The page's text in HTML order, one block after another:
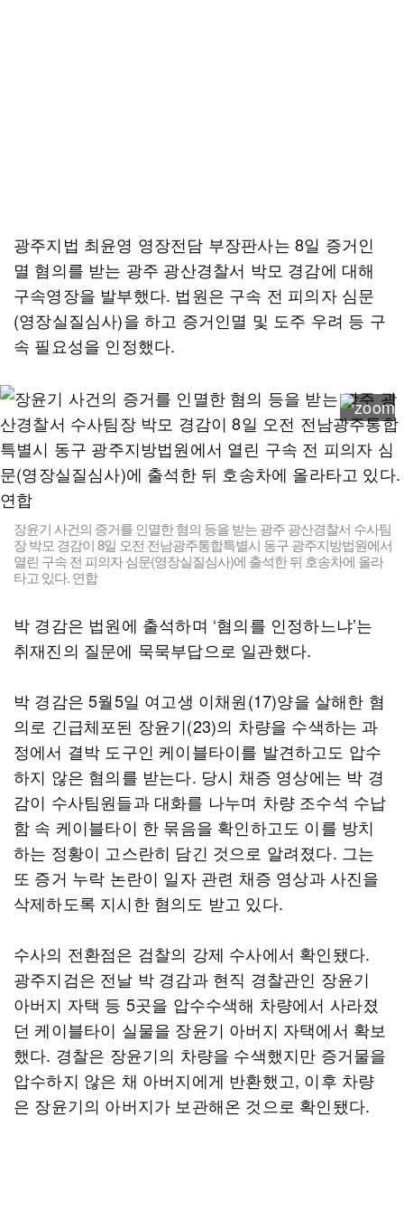
광주지법 최윤영 영장전담 부장판사는 8일 증거인
멸 혐의를 받는 광주 광산경찰서 박모 경감에 대해
구속영장을 발부했다. 법원은 구속 전 피의자 심문
(영장실질심사)을 하고 증거인멸 및 도주 우려 등 구
속 필요성을 인정했다.
장윤기 사건의 증거를 인멸한 혐의 등을 받는 광주 광산경찰서 수사팀
장 박모 경감이 8일 오전 전남광주통합특별시 동구 광주지방법원에서
열린 구속 전 피의자 심문(영장실질심사)에 출석한 뒤 호송차에 올라
타고 있다. 연합
박 경감은 법원에 출석하며 ‘혐의를 인정하느냐’는
취재진의 질문에 묵묵부답으로 일관했다.
박 경감은 5월5일 여고생 이채원(17)양을 살해한 혐
의로 긴급체포된 장윤기(23)의 차량을 수색하는 과
정에서 결박 도구인 케이블타이를 발견하고도 압수
하지 않은 혐의를 받는다. 당시 채증 영상에는 박 경
감이 수사팀원들과 대화를 나누며 차량 조수석 수납
함 속 케이블타이 한 묶음을 확인하고도 이를 방치
하는 정황이 고스란히 담긴 것으로 알려졌다. 그는
또 증거 누락 논란이 일자 관련 채증 영상과 사진을
삭제하도록 지시한 혐의도 받고 있다.
수사의 전환점은 검찰의 강제 수사에서 확인됐다.
광주지검은 전날 박 경감과 현직 경찰관인 장윤기
아버지 자택 등 5곳을 압수수색해 차량에서 사라졌
던 케이블타이 실물을 장윤기 아버지 자택에서 확보
했다. 경찰은 장윤기의 차량을 수색했지만 증거물을
압수하지 않은 채 아버지에게 반환했고, 이후 차량
은 장윤기의 아버지가 보관해온 것으로 확인됐다.